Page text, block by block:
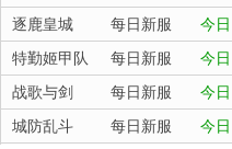
逐鹿皇城
每日新服
今日
特勤姬甲队
每日新服
今日
战歌与剑
每日新服
今日
城防乱斗
每日新服
今日